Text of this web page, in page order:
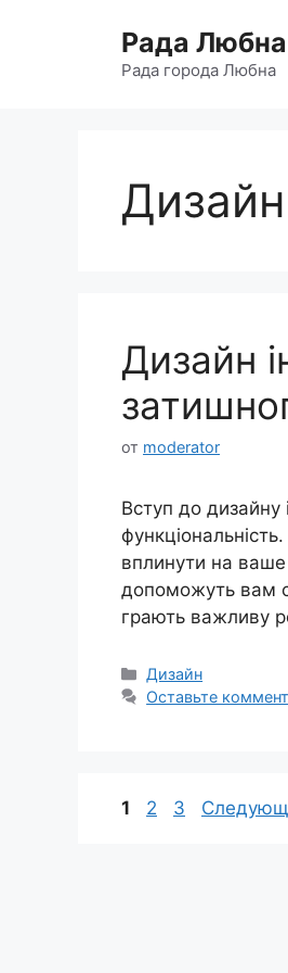
содержимому
Рада Любна
Рада города Любна
Дизайн
Дизайн
от moderator
Вступ до дизайну
вплинути на ваше
допоможуть вам
грають важливу
Рубрики
Дизайн
Оставьте
Страница
1 Страница
2 Страница
3